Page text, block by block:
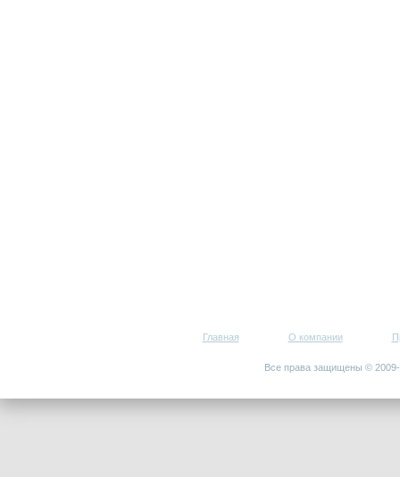
Главная О компании
Все права защищены ©